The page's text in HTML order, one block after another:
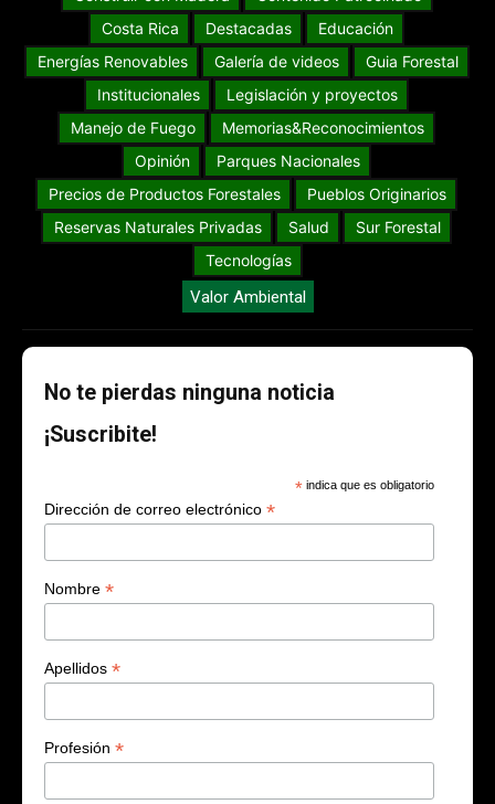
Costa Rica
Destacadas
Educación
Energías Renovables
Galería de videos
Guia Forestal
Institucionales
Legislación y proyectos
Manejo de Fuego
Memorias&Reconocimientos
Opinión
Parques Nacionales
Precios de Productos Forestales
Pueblos Originarios
Reservas Naturales Privadas
Salud
Sur Forestal
Tecnologías
Valor Ambiental
No te pierdas ninguna noticia
¡Suscribite!
* indica que es obligatorio
Dirección de correo electrónico *
Nombre *
Apellidos *
Profesión *